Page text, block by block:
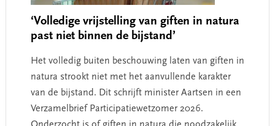
‘Volledige vrijstelling van giften in natura
past niet binnen de bijstand’
Het volledig buiten beschouwing laten van giften in
natura strookt niet met het aanvullende karakter
van de bijstand. Dit schrijft minister Aartsen in een
Verzamelbrief Participatiewetzomer 2026.